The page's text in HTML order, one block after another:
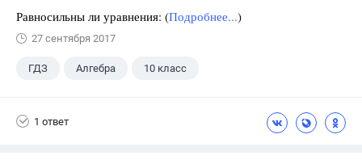
Равносильны ли уравнения: (Подробнее...)
27 сентября 2017
ГДЗ Алгебра 10 класс
1 ответ